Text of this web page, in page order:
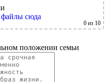
файлы сюда
0 из 10
положении семьи